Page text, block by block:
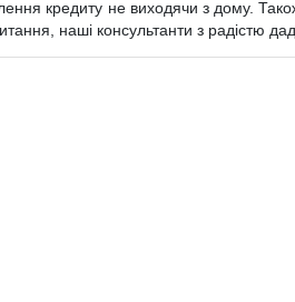
кредиту не виходячи з дому.
наші консультанти з радістю